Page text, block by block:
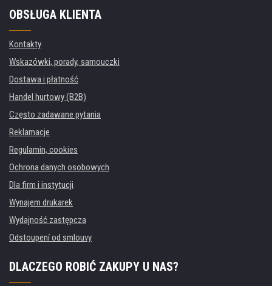
OBSŁUGA KLIENTA
Kontakty
Wskazówki, porady, samouczki
Dostawa i płatność
Handel hurtowy (B2B)
Często zadawane pytania
Reklamacje
Regulamin, cookies
Ochrona danych osobowych
Dla firm i instytucji
Wynajem drukarek
Wydajność zastępcza
Odstoupení od smlouvy
DLACZEGO ROBIĆ ZAKUPY U NAS?